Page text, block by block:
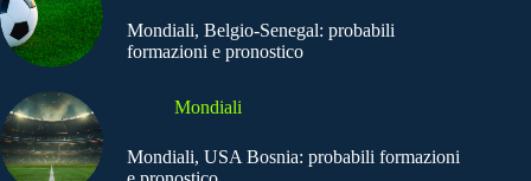
Mondiali, Belgio-Senegal: probabili
formazioni e pronostico
Mondiali
Mondiali, USA Bosnia: probabili formazioni